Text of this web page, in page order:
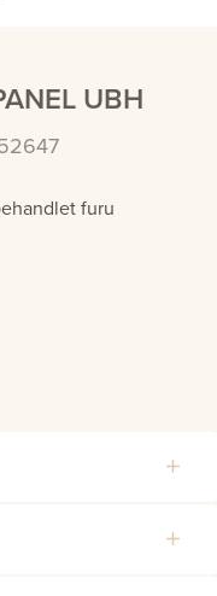
UBH
furu